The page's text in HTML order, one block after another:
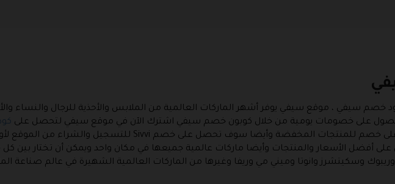
خصم سيفي ، موقع سيفي يوفر أشهر الماركات العالمية من الملابس والأحذية للرجال والنساء
على خصومات يومية من خلال كوبون خصم سيفي اشترك الآن في موقع سيفي لتحصل على
خصم للمنتجات المخفضة وأيضا سوف تحصل على خصم Sivvi
للتسجيل والشراء من الموقع
وريبوك وسكيتشرز وانوتا وميني مي وريفا وغيرها من الماركات العالمية الشهيرة في عالم صناعة